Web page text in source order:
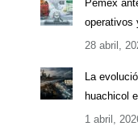
Pemex
operativos
28 abril,
La
huachicol
1 abril,